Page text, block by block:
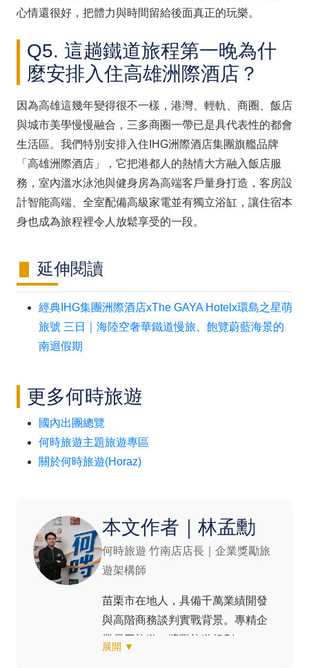
心情還很好，把體力與時間留給後面真正的玩樂。
Q5. 這趟鐵道旅程第一晚為什
麼安排入住高雄洲際酒店？
因為高雄這幾年變得很不一樣，港灣、輕軌、商圈、飯店
與城市美學慢慢融合，三多商圈一帶已是具代表性的都會
生活區。我們特別安排入住IHG洲際酒店集團旗艦品牌
「高雄洲際酒店」，它把港都人的熱情大方融入飯店服
務，室內溫水泳池與健身房為高端客戶量身打造，客房設
計智能高端、全室配備高級家電並有獨立浴缸，讓住宿本
身也成為旅程裡令人放鬆享受的一段。
延伸閱讀
經典IHG集團洲際酒店xThe GAYA Hotelx環島之星萌
旅號 三日｜海陸空奢華鐵道慢旅、飽覽蔚藍海景的
南迴假期
更多何時旅遊
國內出團總覽
何時旅遊主題旅遊專區
關於何時旅遊(Horaz)
本文作者｜林孟勳
何時旅遊 竹南店店長｜企業獎勵旅
遊架構師
苗栗市在地人，具備千萬業績開發
與高階商務談判實戰背景。專精企
業員工旅遊、獎勵旅遊規劃。
展開 ▼